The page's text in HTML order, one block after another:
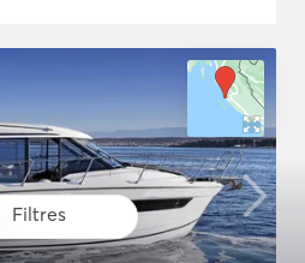
Filtres